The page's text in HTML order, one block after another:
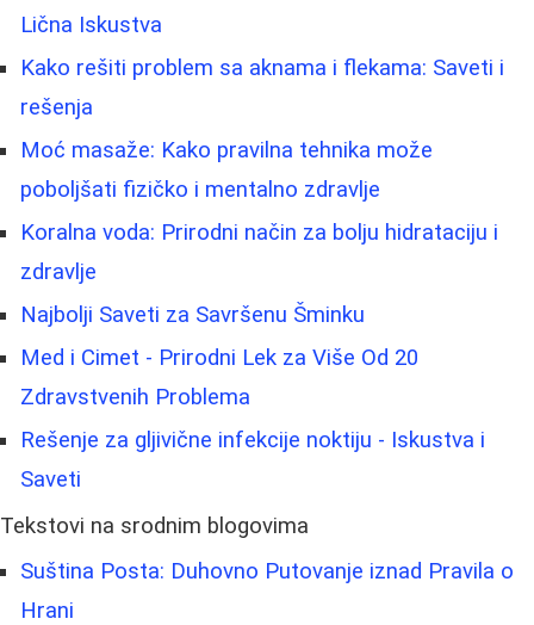
Lična Iskustva
Kako rešiti problem sa aknama i flekama: Saveti i
rešenja
Moć masaže: Kako pravilna tehnika može
poboljšati fizičko i mentalno zdravlje
Koralna voda: Prirodni način za bolju hidrataciju i
zdravlje
Najbolji Saveti za Savršenu Šminku
Med i Cimet - Prirodni Lek za Više Od 20
Zdravstvenih Problema
Rešenje za gljivične infekcije noktiju - Iskustva i
Saveti
Tekstovi na srodnim blogovima
Suština Posta: Duhovno Putovanje iznad Pravila o
Hrani